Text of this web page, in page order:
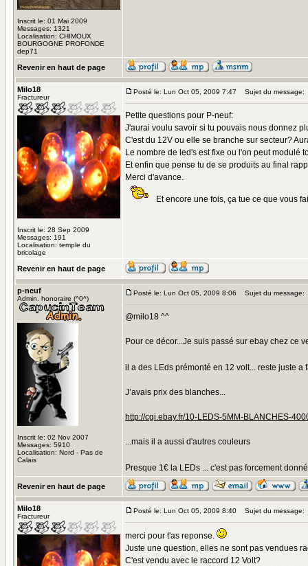
Inscrit le: 01 Mai 2009
Messages: 1321
Localisation: CHIMOUX
BOURGOGNE PROFONDE
dep71
Revenir en haut de page
Milo18
Fractureur
Inscrit le: 28 Sep 2009
Messages: 191
Localisation: temple du
bricolage
Posté le: Lun Oct 05, 2009 7:47 Sujet du message:
Petite questions pour P-neuf:
J'aurai voulu savoir si tu pouvais nous donnez
C'est du 12V ou elle se branche sur secteur?
Le nombre de led's est fixe ou l'on peut modulé
Et enfin que pense tu de se produits au final
Merci d'avance.
Et encore une fois, ça tue ce que vous
Revenir en haut de page
p-neuf
Admin. honoraire (^0^)
Inscrit le: 02 Nov 2007
Messages: 5910
Localisation: Nord - Pas de
Calais
Posté le: Lun Oct 05, 2009 8:06 Sujet du message:
@milo18 ^^
Pour ce décor...Je suis passé sur ebay chez ce
il a des LEds prémonté en 12 volt... reste juste
J’avais prix des blanches...
http://cgi.ebay.fr/10-LEDS-5MM-BLANCHES-
...mais il a aussi d'autres couleurs
Presque 1€ la LEDs ... c'est pas forcement
Revenir en haut de page
Milo18
Fractureur
Posté le: Lun Oct 05, 2009 8:40 Sujet du message:
merci pour t'as reponse.
Juste une question, elles ne sont pas vendues
C'est vendu avec le raccord 12 Volt?